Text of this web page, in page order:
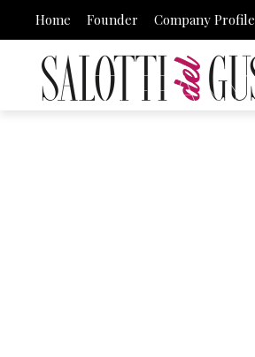
Home Founder Company Profile
TIFFANY